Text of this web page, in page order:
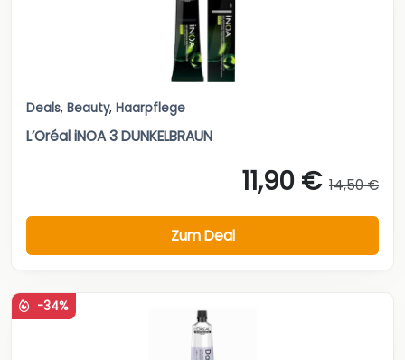
Deals, Beauty, Haarpflege
L’Oréal iNOA 3 DUNKELBRAUN
11,90 € 14,50 €
Zum Deal
-34%